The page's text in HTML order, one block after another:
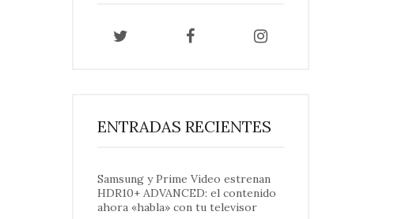
ENTRADAS RECIENTES
Samsung y Prime Video estrenan
HDR10+ ADVANCED: el contenido
ahora «habla» con tu televisor